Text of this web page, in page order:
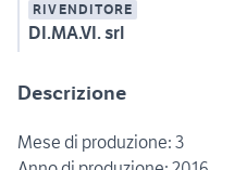
RIVENDITORE
DI.MA.VI. srl
Descrizione
Mese di produzione: 3